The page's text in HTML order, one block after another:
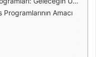
Amacı